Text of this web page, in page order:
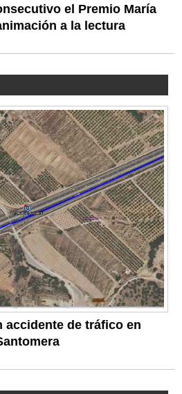
el Premio María
a la lectura
accidente de tráfico en